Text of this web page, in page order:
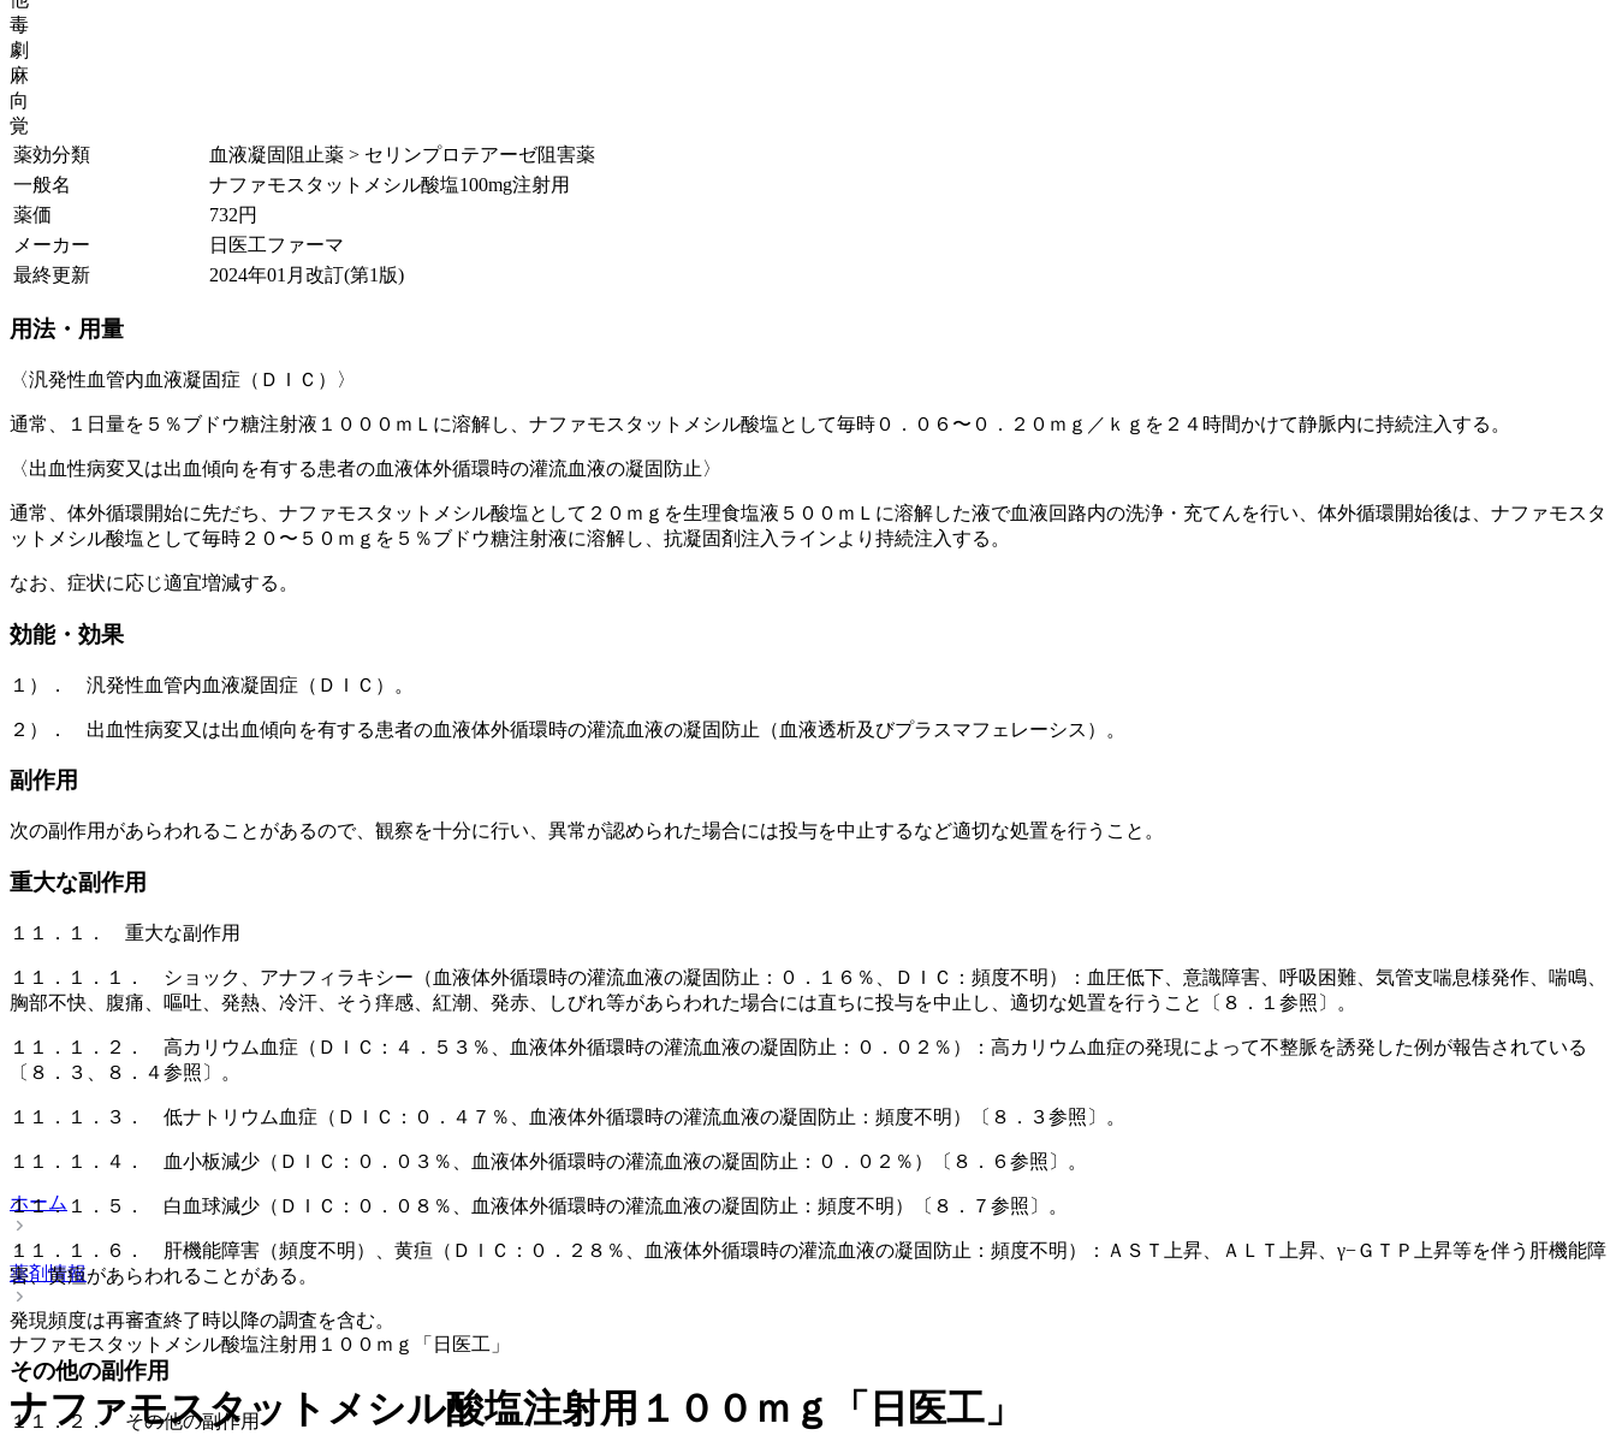
毒
劇
麻
向
覚
薬効分類
血液凝固阻止薬 > セリンプロテアーゼ阻害薬
一般名
ナファモスタットメシル酸塩100mg注射用
薬価
732円
メーカー
日医工ファーマ
最終更新
2024年01月改訂(第1版)
用法・用量
〈汎発性血管内血液凝固症（ＤＩＣ）〉
通常、１日量を５％ブドウ糖注射液１０００ｍＬに溶解し、ナファモスタットメシル酸塩として毎時０．０６〜０．２０ｍｇ／ｋｇを２４時間かけて静脈内に持続注入する。
〈出血性病変又は出血傾向を有する患者の血液体外循環時の灌流血液の凝固防止〉
通常、体外循環開始に先だち、ナファモスタットメシル酸塩として２０ｍｇを生理食塩液５００ｍＬに溶解した液で血液回路内の洗浄・充てんを行い、体外循環開始後は、ナファモスタ
ットメシル酸塩として毎時２０〜５０ｍｇを５％ブドウ糖注射液に溶解し、抗凝固剤注入ラインより持続注入する。
なお、症状に応じ適宜増減する。
効能・効果
１）． 汎発性血管内血液凝固症（ＤＩＣ）。
２）． 出血性病変又は出血傾向を有する患者の血液体外循環時の灌流血液の凝固防止（血液透析及びプラスマフェレーシス）。
副作用
次の副作用があらわれることがあるので、観察を十分に行い、異常が認められた場合には投与を中止するなど適切な処置を行うこと。
重大な副作用
１１．１． 重大な副作用
１１．１．１． ショック、アナフィラキシー（血液体外循環時の灌流血液の凝固防止：０．１６％、ＤＩＣ：頻度不明）：血圧低下、意識障害、呼吸困難、気管支喘息様発作、喘鳴、
胸部不快、腹痛、嘔吐、発熱、冷汗、そう痒感、紅潮、発赤、しびれ等があらわれた場合には直ちに投与を中止し、適切な処置を行うこと〔８．１参照〕。
１１．１．２． 高カリウム血症（ＤＩＣ：４．５３％、血液体外循環時の灌流血液の凝固防止：０．０２％）：高カリウム血症の発現によって不整脈を誘発した例が報告されている
〔８．３、８．４参照〕。
１１．１．３． 低ナトリウム血症（ＤＩＣ：０．４７％、血液体外循環時の灌流血液の凝固防止：頻度不明）〔８．３参照〕。
１１．１．４． 血小板減少（ＤＩＣ：０．０３％、血液体外循環時の灌流血液の凝固防止：０．０２％）〔８．６参照〕。
１１．１．５． 白血球減少（ＤＩＣ：０．０８％、血液体外循環時の灌流血液の凝固防止：頻度不明）〔８．７参照〕。
１１．１．６． 肝機能障害（頻度不明）、黄疸（ＤＩＣ：０．２８％、血液体外循環時の灌流血液の凝固防止：頻度不明）：ＡＳＴ上昇、ＡＬＴ上昇、γ−ＧＴＰ上昇等を伴う肝機能障
害、黄疸があらわれることがある。
発現頻度は再審査終了時以降の調査を含む。
その他の副作用
１１．２． その他の副作用
ホーム
薬剤情報
ナファモスタットメシル酸塩注射用１００ｍｇ「日医工」
ナファモスタットメシル酸塩注射用１００ｍｇ「日医工」